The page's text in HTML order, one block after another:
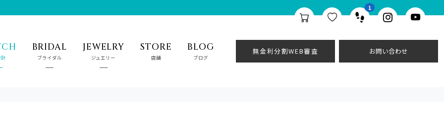
1
BRIDAL
ブライダル
JEWELRY
ジュエリー
STORE
店舗
BLOG
ブログ
無金利分割WEB審査 お問い合わせ